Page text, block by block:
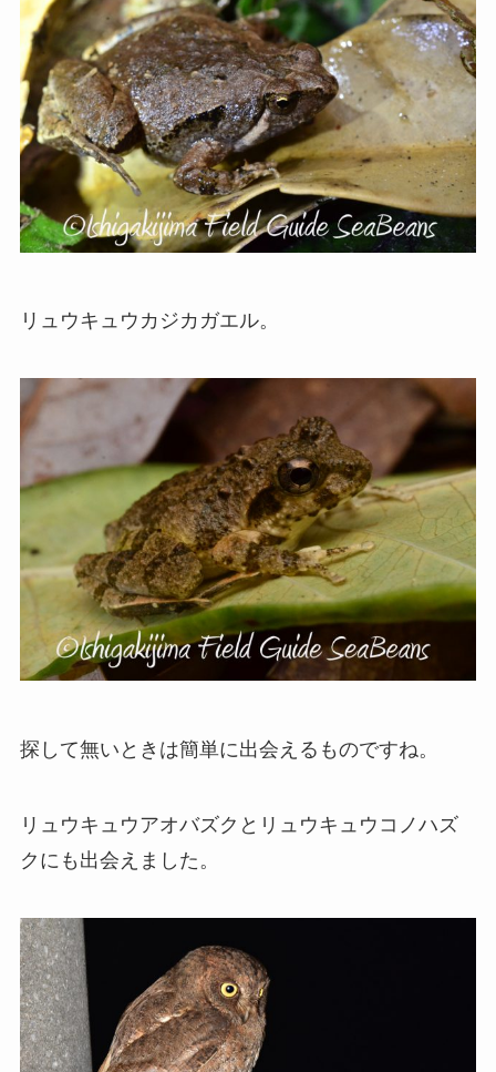
リュウキュウカジカガエル。
探して無いときは簡単に出会えるものですね。
リュウキュウアオバズクとリュウキュウコノハズ
クにも出会えました。